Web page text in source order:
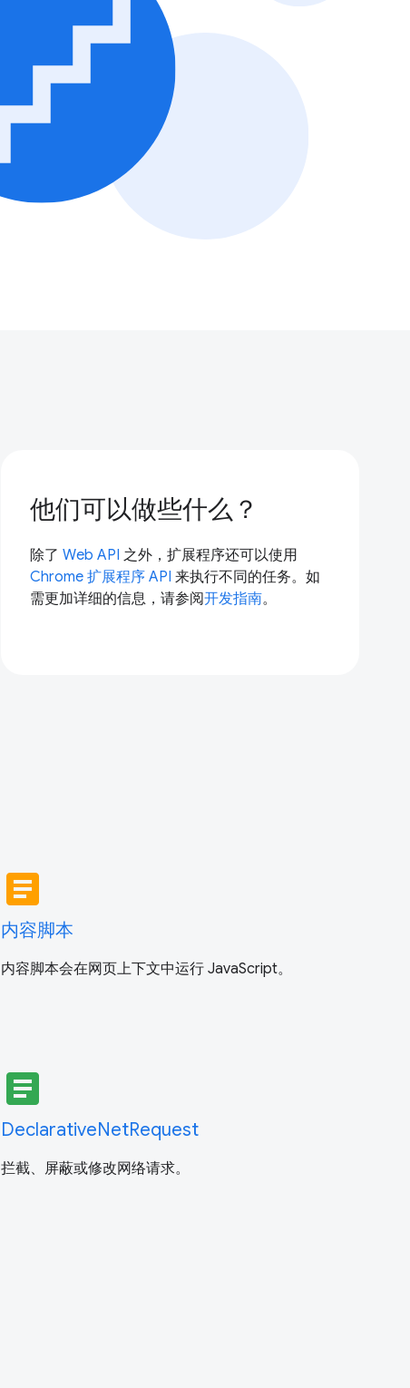
他们可以做些什么？
除了Web API 之外，扩展程序还可以使用
Chrome 扩展程序 API 来执行不同的任务。如
需更加详细的信息，请参阅开发指南。
article
内容脚本
内容脚本会在网页上下文中运行 JavaScript。
article
DeclarativeNetRequest
拦截、屏蔽或修改网络请求。